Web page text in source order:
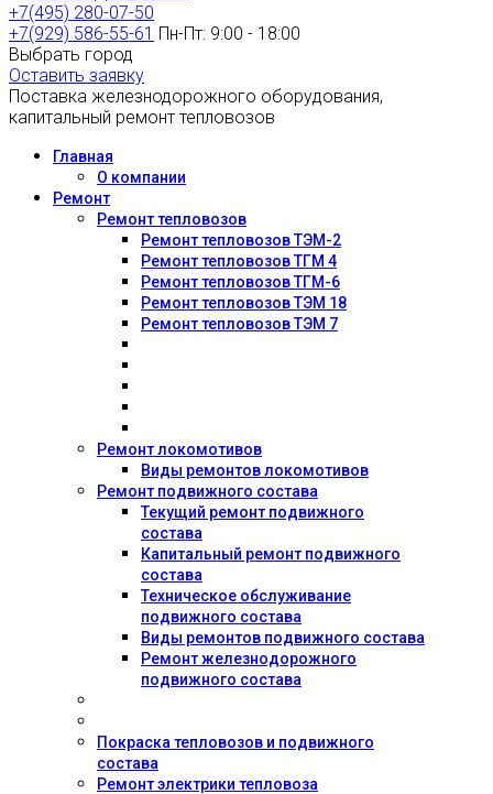
+7(495) 280-07-50
+7(929) 586-55-61 Пн-Пт: 9:00 - 18:00
Выбрать город
Оставить заявку
Поставка железнодорожного оборудования,
капитальный ремонт тепловозов
Главная
О компании
Ремонт
Ремонт тепловозов
Ремонт тепловозов ТЭМ-2
Ремонт тепловозов ТГМ 4
Ремонт тепловозов ТГМ-6
Ремонт тепловозов ТЭМ 18
Ремонт тепловозов ТЭМ 7
Ремонт локомотивов
Виды ремонтов локомотивов
Ремонт подвижного состава
Текущий ремонт подвижного
состава
Капитальный ремонт подвижного
состава
Техническое обслуживание
подвижного состава
Виды ремонтов подвижного состава
Ремонт железнодорожного
подвижного состава
Покраска тепловозов и подвижного
состава
Ремонт электрики тепловоза